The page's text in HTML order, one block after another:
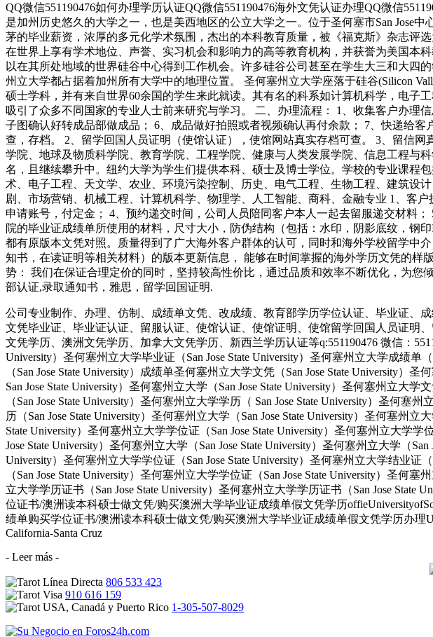
QQ微信551190476如何办理学历认证QQ微信551190476海外文凭认证办理QQ微信
是加州历史悠久的大学之一，也是美西地区的公立大学之一。位于圣何塞市San Jose
茅的毕业薪资，浓厚的多元化学术氛围，杰出的本科教育质量，被《福克斯》杂志评
在世界上享有学术地位、声誉、实习机会和影响力的高等教育机构，并获誉为美国本
以在其所处地域的世界硅谷中心得到工作机会。许多硅谷公司甚至在学生大三和大四
州立大学都占据着加州所有大学中的地理位置。 圣何塞州立大学座落于硅谷(Silicon
硕士学科，并有来自世界60余国的学生来此就读。其有名的科系如计算机科学，电
吸引了众多不同国家的专业人士前来研究与学习。 二、办理流程： 1、收集客户办理
子图确认好转成品部做成品； 6、成品做好拍照或者视频确认再付余款； 7、快递给
查，存档。 2、留学回国人员证明（使馆认证），使馆网站真实存档可查。 3、留信
学院、地球及物质科学院、教育学院、工程学院、健康与人类发展学院、信息工程与
名，且继续攀升中。纽约大学为学生们提供本科、硕士及博士学位。学校的专业课程
术、电子工程、天文学、农业、环境污染控制、历史、电气工程、生物工程、建筑设
剧、市场营销、机械工程、计算机科学、物理学、人工智能、商科、金融专业 1、客
申请账号，付定金； 4、预约递交时间，公司人员陪同客户本人一起去留服递交材料
院的毕业证成绩单所使用的材料，尺寸大小，防伪结构（包括：水印，阴影底纹，钢
都有原版本文凭对照。质量得到了广大海外客户群体的认可，同时和海外学校留学中
知书，在读证明等相关材料）的版本更新信息， 能够在时间掌握的海外学历文凭的
势： 我们在保证合理定价的同时，坚持较高性价比，通过品质和效率不断优化，为您
部认证,录取通知书，雅思，留学回国证明.
公司专业制作、办理、仿制、成绩单文凭、改成绩、教育部学历学位认证、毕业证、
文凭毕业证、毕业证认证、留服认证、使馆认证、使馆证明、使馆留学回国人员证明
文凭学历、澳洲文凭学历、加拿大文凭学历、新西兰学历认证等q:551190476 微信：
University）圣何塞州立大学毕业证（San Jose State University）圣何塞州立大学成绩单
（San Jose State University）成绩单圣何塞州立大学文凭（San Jose State University）
San Jose State University）圣何塞州立大学（San Jose State University）圣何塞州立大
（San Jose State University）圣何塞州立大学学历（ San Jose State University）圣何塞
历（San Jose State University）圣何塞州立大学（San Jose State University）圣何塞州立
State University）圣何塞州立大学学位证（San Jose State University）圣何塞州立大学
Jose State University）圣何塞州立大学（San Jose State University）圣何塞州立大学（
University）圣何塞州立大学学位证（San Jose State University）圣何塞州立大学结业证
（San Jose State University）圣何塞州立大学学位证（San Jose State University）圣何
立大学学历证书（San Jose State University）圣何塞州立大学学历证书（San Jose
位证书/澳洲读本科硕士做文凭/购买澳洲大学毕业证成绩单假文凭学历
绩单购买学位证书/澳洲读本科硕士做文凭/购买澳洲大学毕业证成绩单假文凭学历办理
California-Santa Cruz
- Leer más -
806 533 423
910 616 159
1-305-507-8029